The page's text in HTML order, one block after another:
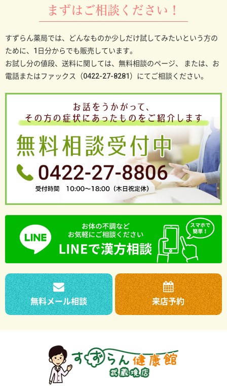
まずはご相談ください！
すずらん薬局では、どんなものか少しだけ試してみたいという方の
ために、1日分からでも販売しています。
お試し分の値段、送料に関しては、無料相談のページ、
または、お
電話またはファックス（0422-27-8281）にてご相談ください。
無料メール相談 来店予約